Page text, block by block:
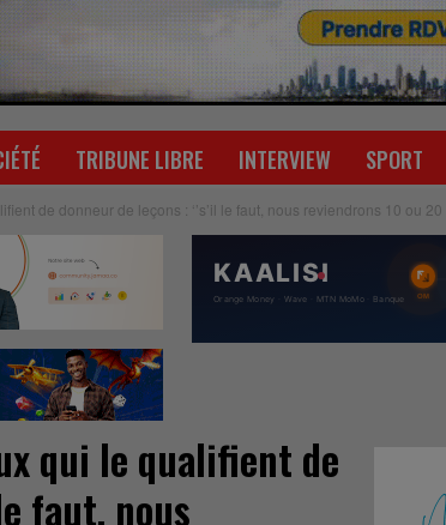
TRIBUNE LIBRE INTERVIEW SPORT
de donneur de leçons : ‘’s’il le faut, nous reviendrons 10 ou 20
qui le qualifient de
faut, nous